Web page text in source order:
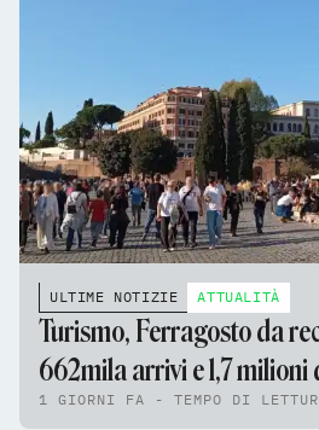
ULTIME NOTIZIE ATTUALITÀ
Turismo, Ferragosto da
662mila arrivi e 1,7 milioni
1 GIORNI FA - TEMPO DI